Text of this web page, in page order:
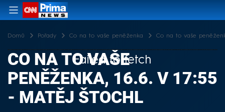
Domů Pořady Co na to vaše peněženka Co na to vaše
Failed to fetch
CO NA TO VAŠE
PENĚŽENKA, 16.6. V 17:55
- MATĚJ ŠTOCHL